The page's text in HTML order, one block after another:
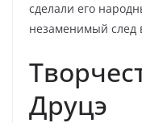
сделали его
незаменимый след
Друцэ